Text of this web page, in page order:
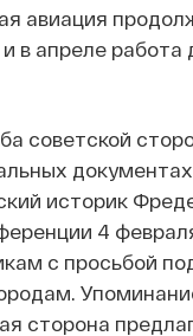
авиация
апреле работа
советской
историк
4
с просьбой
сторона